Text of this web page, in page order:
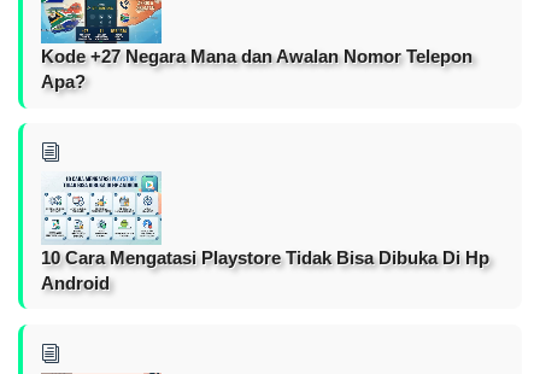
Kode +27 Negara Mana dan Awalan Nomor Telepon
Apa?
10 Cara Mengatasi Playstore Tidak Bisa Dibuka Di Hp
Android